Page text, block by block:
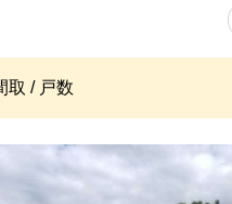
取 / 戸数